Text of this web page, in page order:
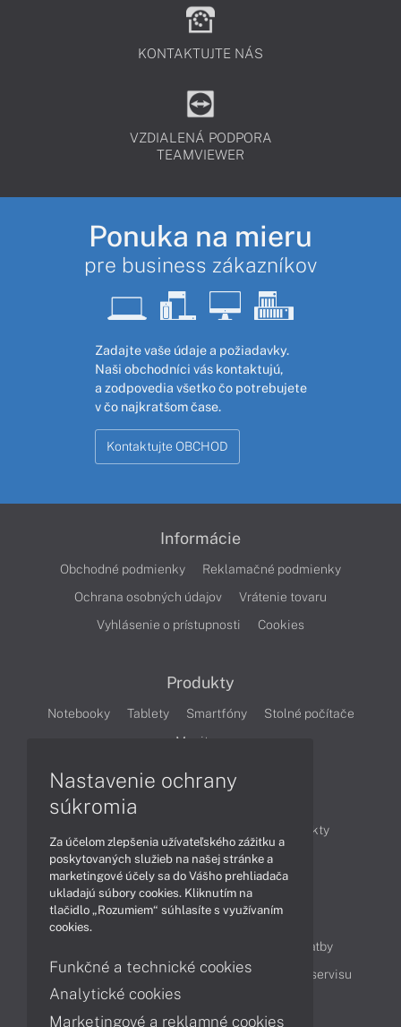
KONTAKTUJTE NÁS
VZDIALENÁ PODPORA
TEAMVIEWER
Ponuka na mieru
pre business zákazníkov
Zadajte vaše údaje a požiadavky.
Naši obchodníci vás kontaktujú,
a zodpovedia všetko čo potrebujete
v čo najkratšom čase.
Kontaktujte OBCHOD
Informácie
Obchodné podmienky
Reklamačné podmienky
Ochrana osobných údajov
Vrátenie tovaru
Vyhlásenie o prístupnosti
Cookies
Produkty
Notebooky Tablety Smartfóny
Stolné počítače
Monitory
Produkty
Technológie
Videá
Obsah
Možnosti doručenia a platby
Podpora a servis
Servisné služby Cenník servisu
Nastavenie ochrany
súkromia
Za účelom zlepšenia užívateľského zážitku a
poskytovaných služieb na našej stránke a
marketingové účely sa do Vášho prehliadača
ukladajú súbory cookies. Kliknutím na
tlačidlo „Rozumiem“ súhlasíte s využívaním
cookies.
Funkčné a technické cookies
Analytické cookies
Marketingové a reklamné cookies